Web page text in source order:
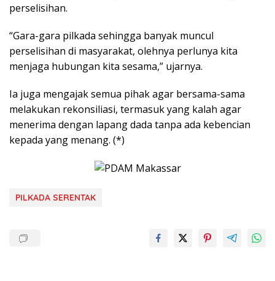
perselisihan.
“Gara-gara pilkada sehingga banyak muncul
perselisihan di masyarakat, olehnya perlunya kita
menjaga hubungan kita sesama,” ujarnya.
Ia juga mengajak semua pihak agar bersama-sama
melakukan rekonsiliasi, termasuk yang kalah agar
menerima dengan lapang dada tanpa ada kebencian
kepada yang menang. (*)
PILKADA SERENTAK